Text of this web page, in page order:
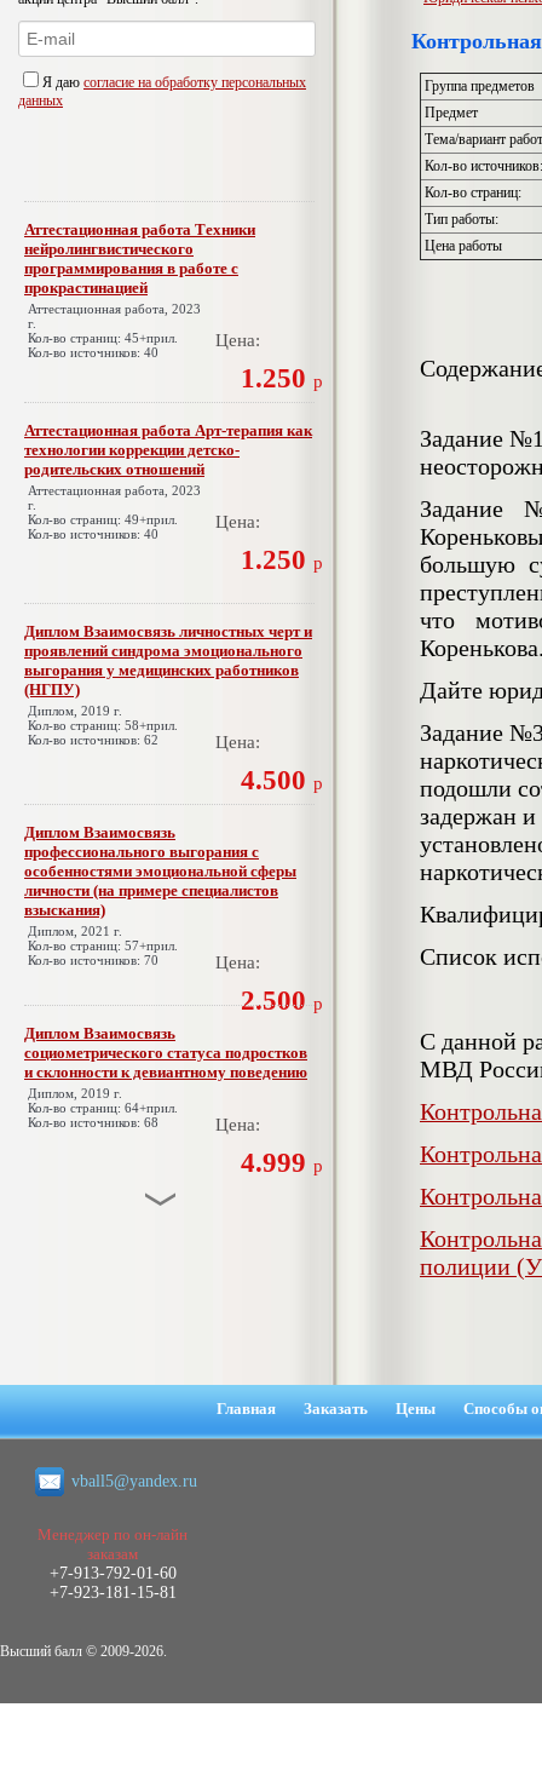
Я даю согласие на обработку персональных
данных
Аттестационная работа Техники
нейролингвистического
программирования в работе с
прокрастинацией
Аттестационная работа, 2023
г.
Кол-во страниц: 45+прил.
Кол-во источников: 40
Цена:
1.250 р
Аттестационная работа Арт-терапия как
технологии коррекции детско-
родительских отношений
Аттестационная работа, 2023
г.
Кол-во страниц: 49+прил.
Кол-во источников: 40
Цена:
1.250 р
Диплом Взаимосвязь личностных черт и
проявлений синдрома эмоционального
выгорания у медицинских работников
(НГПУ)
Диплом, 2019 г.
Кол-во страниц: 58+прил.
Кол-во источников: 62
Цена:
4.500 р
Диплом Взаимосвязь
профессионального выгорания с
особенностями эмоциональной сферы
личности (на примере специалистов
взыскания)
Диплом, 2021 г.
Кол-во страниц: 57+прил.
Кол-во источников: 70
Цена:
2.500 р
Диплом Взаимосвязь
социометрического статуса подростков
и склонности к девиантному поведению
Диплом, 2019 г.
Кол-во страниц: 64+прил.
Кол-во источников: 68
Цена:
4.999 р
2.500р
Диплом Виндикационный иск
Кол-во страниц: 66
Кол-во источников: 46
причинённого жизни или здоровью
Группа предметов
Предмет
Тема/вариант
Кол-во источников:
Кол-во страниц:
Тип работы:
Цена работы
Задание
Задание
большую
что
Дайте
Задание
подошли
задержан и
Список
С данной
МВД
полиции
Главная Заказать Цены Способы
vball5@yandex.ru
Менеджер по он-лайн
заказам
+7-913-792-01-60
+7-923-181-15-81
Высший балл © 2009-2026.